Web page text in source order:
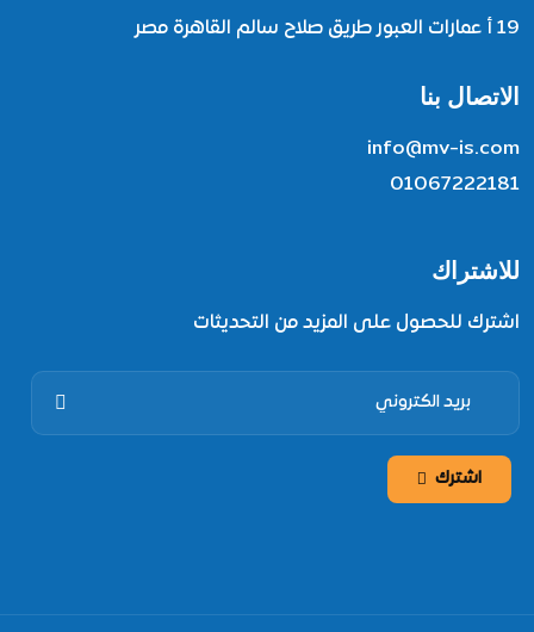
19 أ عمارات العبور طريق صلاح سالم القاهرة مصر
الاتصال بنا
info@mv-is.com
01067222181
للاشتراك
اشترك للحصول على المزيد من التحديثات
اشترك